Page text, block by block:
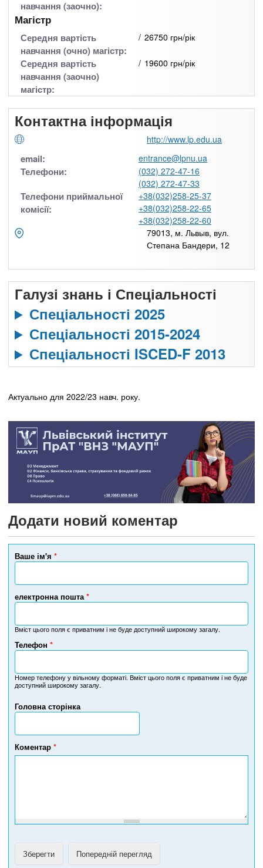
навчання (заочно):
Магістр
Середня вартість
навчання (очно) магістр:
26750 грн/рік
Середня вартість
навчання (заочно)
магістр:
19600 грн/рік
Контактна інформація
http://www.lp.edu.ua
email: entrance@lpnu.ua
Телефони:
(032) 272-47-16
(032) 272-47-33
Телефони приймальної
комісії:
+38(032)258-25-37
+38(032)258-22-65
+38(032)258-22-60
79013, м. Львыв, вул.
Степана Бандери, 12
Галузі знань і Спеціальності
Спеціальності 2025
Спеціальності 2015-2024
Спеціальності ISCED-F 2013
Актуально для 2022/23 навч. року.
Додати новий коментар
Ваше ім'я *
електронна пошта*
Вміст цього поля є приватним і не буде доступний широкому загалу.
Головна сторінка
Телефон *
Н
м
е
т
л
е
ф
Номер телефону у вільному форматі. Вміст цього поля є приватним і не буде
доступний широкому загалу.
Коментар *